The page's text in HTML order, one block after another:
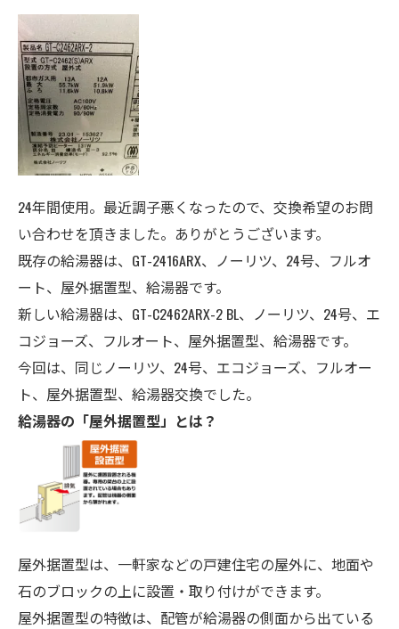
24年間使用。最近調子悪くなったので、交換希望のお問
い合わせを頂きました。ありがとうございます。
既存の給湯器は、 GT-2416ARX、ノーリツ、 24号、フルオ
ート、屋外据置型、給湯器です。
新しい給湯器は、 GT-C2462ARX-2 BL、ノーリツ、24号、エ
コジョーズ、フルオート、 屋外据置型、給湯器です。
今回は、同じノーリツ、24号、エコジョーズ、フルオー
ト、 屋外据置型、 給湯器交換でした。
給湯器の「屋外据置型」とは？
屋外据置型は、一軒家などの戸建住宅の屋外に、地面や
石のブロックの上に設置・取り付けができます。
屋外据置型の特徴は、配管が給湯器の側面から出ている